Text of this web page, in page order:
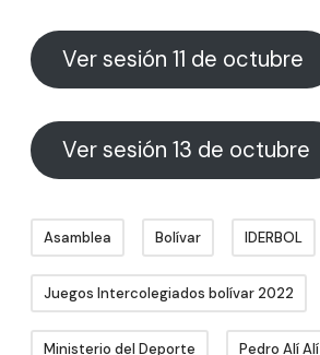
Ver sesión 11 de octubre
Ver sesión 13 de octubre
Asamblea Bolívar IDERBOL
Juegos Intercolegiados bolívar 2022
Ministerio del Deporte Pedro Alí Alí